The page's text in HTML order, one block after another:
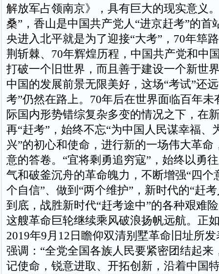
解放军占领南京》，具有巨大的现实意义
桑”，香山是中国共产党人“进京赶考”的首
央进入北平就是为了迎接“大考”，70年筚
荆斩棘、70年辉煌历程，中国共产党和中
打破一个旧世界，而且善于建设一个新世
中国的发展前景无限美好，这场“考试”还
考”仍然在路上。70年后在世界面临百年未
际国内形势错综复杂多变的情况之下，在
再“赶考”，始终不忘“为中国人民谋幸福、
兴”的初心和使命，进行新的一场伟大革命
意的答卷。“宜将剩勇追穷寇”，始终以勇
气和破釜沉舟的革命魄力，不断增强“四个
个自信”、做到“两个维护”，新时代的“赶
到底，战胜新时代“赶考途中”的各种艰难
这艘革命巨轮继续乘风破浪扬帆远航。正
2019年9月12日瞻仰双清别墅革命旧址所
强调：“全党全国各族人民要紧密团结起来
记使命，锐意进取、开拓创新，沿着中国